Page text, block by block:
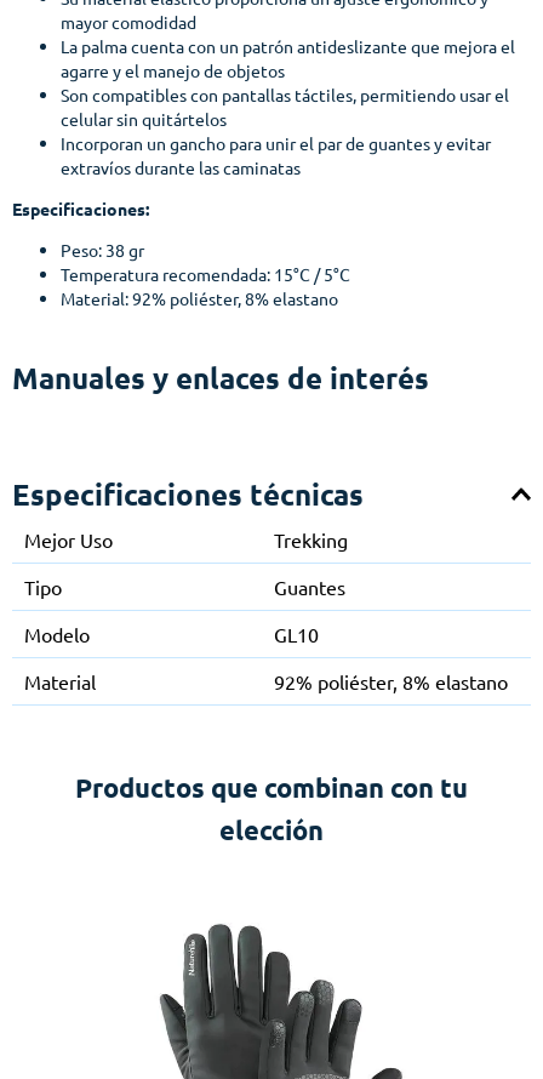
mayor comodidad
La palma cuenta con un patrón antideslizante que mejora el
agarre y el manejo de objetos
Son compatibles con pantallas táctiles, permitiendo usar el
celular sin quitártelos
Incorporan un gancho para unir el par de guantes y evitar
extravíos durante las caminatas
Especificaciones:
Peso: 38 gr
Temperatura recomendada: 15°C / 5°C
Material:92% poliéster, 8% elastano
Manuales y enlaces de interés
Especificaciones técnicas
Mejor Uso
Trekking
Tipo
Guantes
Modelo
GL10
Material
92% poliéster, 8% elastano
Productos que combinan con tu
elección